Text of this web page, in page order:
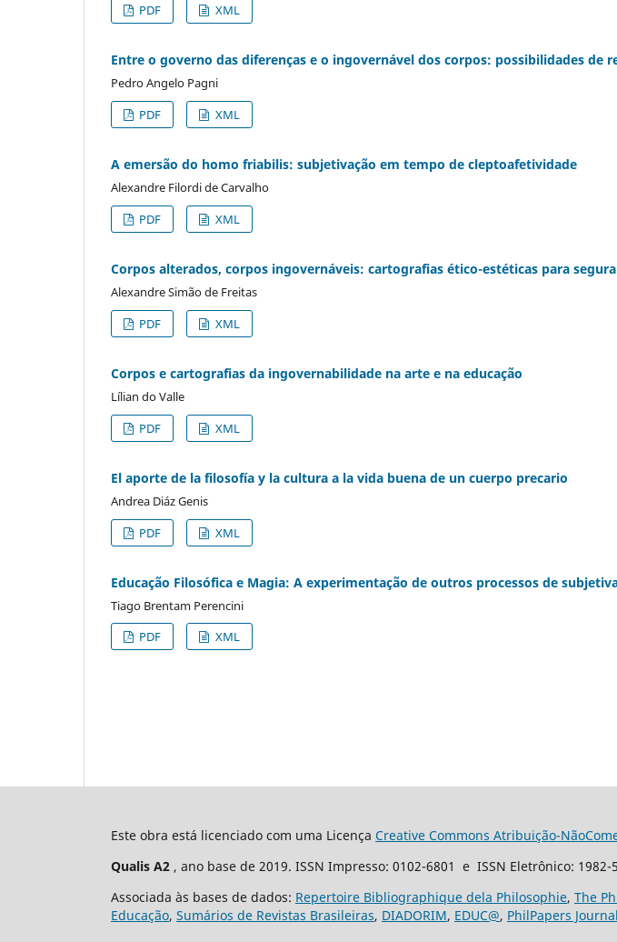
PDF
XML
Entre o governo das diferenças e o ingovernável dos corpos: possibilidades de
Pedro Angelo Pagni
PDF
XML
A emersão do homo friabilis: subjetivação em tempo de cleptoafetividade
Alexandre Filordi de Carvalho
PDF
XML
Corpos alterados, corpos ingovernáveis: cartografias ético-estéticas para
Alexandre Simão de Freitas
PDF
XML
Corpos e cartografias da ingovernabilidade na arte e na educação
Lílian do Valle
PDF
XML
El aporte de la filosofía y la cultura a la vida buena de un cuerpo precario
Andrea Diáz Genis
PDF
XML
Educação Filosófica e Magia: A experimentação de outros processos de
Tiago Brentam Perencini
PDF
XML
Este obra está licenciado com uma Licença Creative Commons Atribuição-
Qualis A2 , ano base de 2019. ISSN Impresso: 0102-6801 e ISSN Eletrônico: 1982-
Associada às bases de dados: Repertoire Bibliographique dela Philosophie, The
Educação, Sumários de Revistas Brasileiras, DIADORIM, EDUC@, PhilPapers Journal